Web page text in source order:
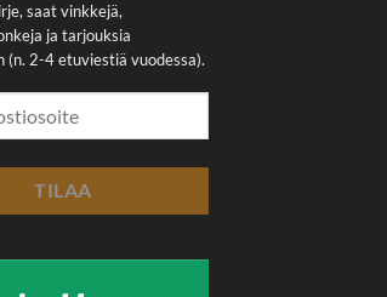
saat vinkkejä,
ja tarjouksia
(n. 2-4 etuviestiä vuodessa).